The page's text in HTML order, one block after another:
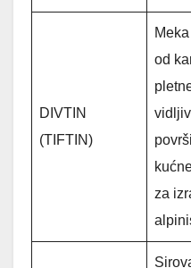
DIVTIN
(TIFTIN)
od
za